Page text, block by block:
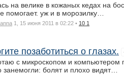
на велике в кожаных кедах на
помогает. уж и в морозилку…
1, 15 июня 2011 в 02:22 • 10 1
позаботиться о глазах.
с микроскопом и компьютером
занемогли: болят и плохо видят…